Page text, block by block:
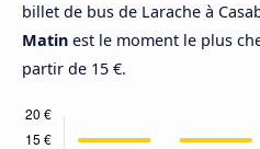
billet de bus de Larache à
Matin est le moment le plus
partir de 15 €.